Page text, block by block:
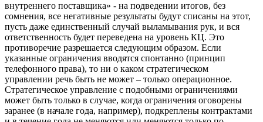
внутреннего поставщика» - на подведении итогов, без
сомнения, все негативные результаты будут списаны на этот,
пусть даже единственный случай выламывания рук, и вся
ответственность будет переведена на уровень КЦ. Это
противоречие разрешается следующим образом. Если
указанные ограничения вводятся спонтанно (принцип
телефонного права), то ни о каком стратегическом
управлении речь быть не может – только операционное.
Стратегическое управление с подобными ограничениями
может быть только в случае, когда ограничения оговорены
заранее (в начале года, например), подкреплены контрактами